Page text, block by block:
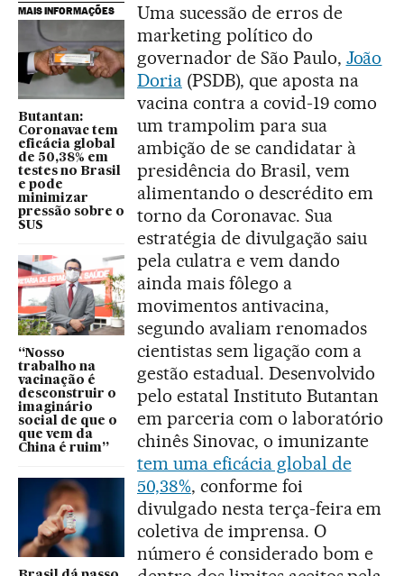
MAIS INFORMAÇÕES
Butantan:
Coronavac tem
eficácia global
de 50,38% em
testes no Brasil
e pode
minimizar
pressão sobre o
SUS
“Nosso
trabalho na
vacinação é
desconstruir o
imaginário
social de que o
que vem da
China é ruim”
Uma sucessão de erros de
marketing político do
governador de São Paulo, João
Doria(PSDB), que aposta na
vacina contra a covid-19 como
um trampolim para sua
ambição de se candidatar à
presidência do Brasil, vem
alimentando o descrédito em
torno da Coronavac. Sua
estratégia de divulgação saiu
pela culatra e vem dando
ainda mais fôlego a
movimentos antivacina,
segundo avaliam renomados
cientistas sem ligação com a
gestão estadual. Desenvolvido
pelo estatal Instituto Butantan
em parceria com o laboratório
chinês Sinovac, o imunizante
tem uma eficácia global de
50,38%, conforme foi
divulgado nesta terça-feira em
coletiva de imprensa. O
número é considerado bom e